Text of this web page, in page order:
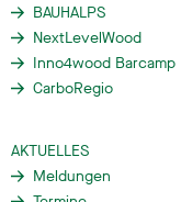
BAUHALPS
NextLevelWood
Inno4wood Barcamp
CarboRegio
AKTUELLES
Meldungen